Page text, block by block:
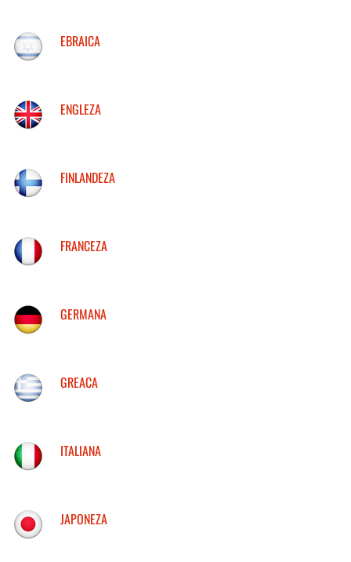
EBRAICA
ENGLEZA
FINLANDEZA
FRANCEZA
GERMANA
GREACA
ITALIANA
JAPONEZA